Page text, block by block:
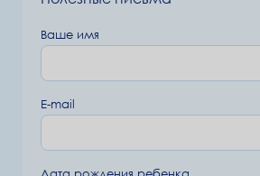
Ваше имя
E-mail